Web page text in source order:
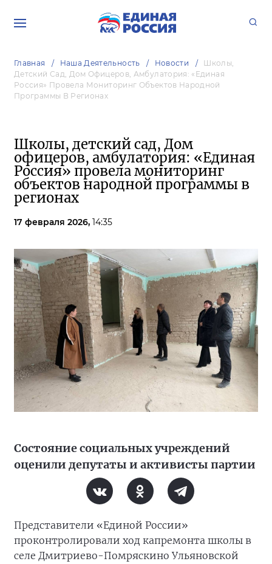
Главная Наша Деятельность Новости
Школы,
Детский Сад, Дом Офицеров, Амбулатория: «Единая
Россия» Провела Мониторинг Объектов Народной
Программы В Регионах
Школы, детский сад, Дом
офицеров, амбулатория: «Единая
Россия» провела мониторинг
объектов народной программы в
регионах
17 февраля 2026, 14:35
Состояние социальных учреждений
оценили депутаты и активисты партии
Представители «Единой России»
проконтролировали ход капремонта школы в
селе Дмитриево-Помряскино Ульяновской